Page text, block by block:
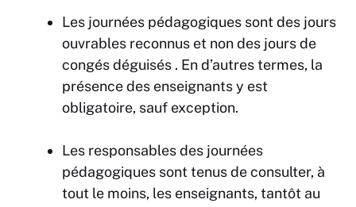
Les journées pédagogiques sont des jours
ouvrables reconnus et non des jours de
congés déguisés . En d’autres termes, la
présence des enseignants y est
obligatoire, sauf exception.
Les responsables des journées
pédagogiques sont tenus de consulter, à
tout le moins, les enseignants, tantôt au